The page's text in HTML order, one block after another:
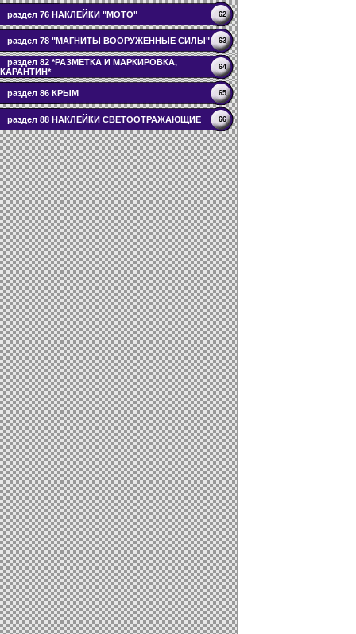
раздел 76 НАКЛЕЙКИ "МОТО" 62
раздел 78 "МАГНИТЫ ВООРУЖЕННЫЕ СИЛЫ" 63
раздел 82 *РАЗМЕТКА И МАРКИРОВКА,
КАРАНТИН*
64
раздел 86 КРЫМ 65
раздел 88 НАКЛЕЙКИ СВЕТООТРАЖАЮЩИЕ 66